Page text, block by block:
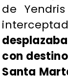
de
con
Santa